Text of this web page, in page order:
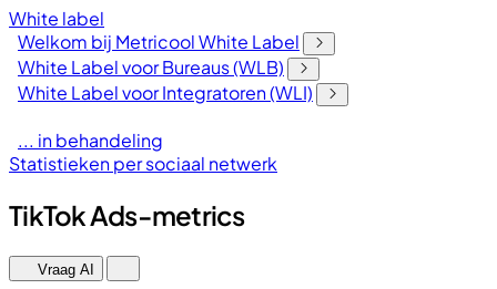
White label
Welkom bij Metricool White Label
White Label voor Bureaus (WLB)
White Label voor Integratoren (WLI)
... in behandeling
Statistieken per sociaal netwerk
TikTok Ads-metrics
Vraag AI